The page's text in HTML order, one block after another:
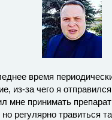
время
из-за чего я
мне принимать
регулярно травиться